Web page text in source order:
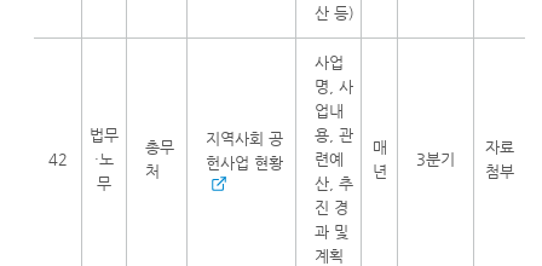
산 등)
42
법무
·노
무
총무
처
지역사회 공
헌사업 현황
사업
명, 사
업내
용, 관
련예
산, 추
진 경
과 및
계획
매
년
3분기
자료
첨부